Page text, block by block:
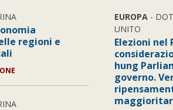
regioni e
EUROPA -
UNITO
Elezioni nel
hung
governo.